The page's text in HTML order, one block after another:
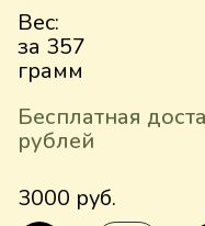
Вес:
за 357
грамм
Бесплатная
рублей
3000 руб.